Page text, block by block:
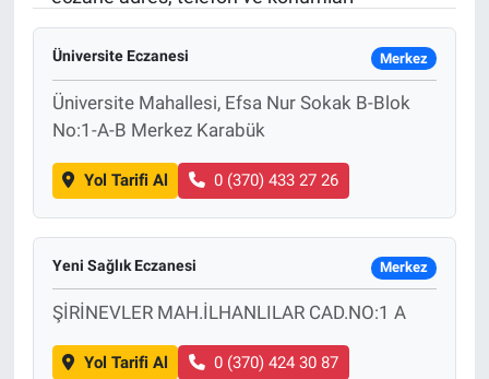
Üniversite Eczanesi Merkez
Üniversite Mahallesi, Efsa Nur Sokak B-Blok
No:1-A-B Merkez Karabük
Yol Tarifi Al 0 (370) 433 27 26
Yeni Sağlık Eczanesi Merkez
ŞİRİNEVLER MAH.İLHANLILAR CAD.NO:1 A
Yol Tarifi Al 0 (370) 424 30 87
Spor